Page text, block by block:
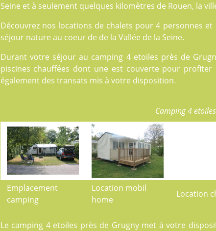
Seine et à seulement quelques kilomètres de Rouen, la
Découvrez nos locations de chalets pour 4 personnes et
séjour nature au coeur de de la Vallée de la Seine.
Durant votre séjour au camping 4 etoiles près de
piscines chauffées dont une est couverte pour
également des transats mis à votre disposition.
Camping 4
Emplacement
camping
Location mobil
home
Location
Le camping 4 etoiles près de Grugny met à votre